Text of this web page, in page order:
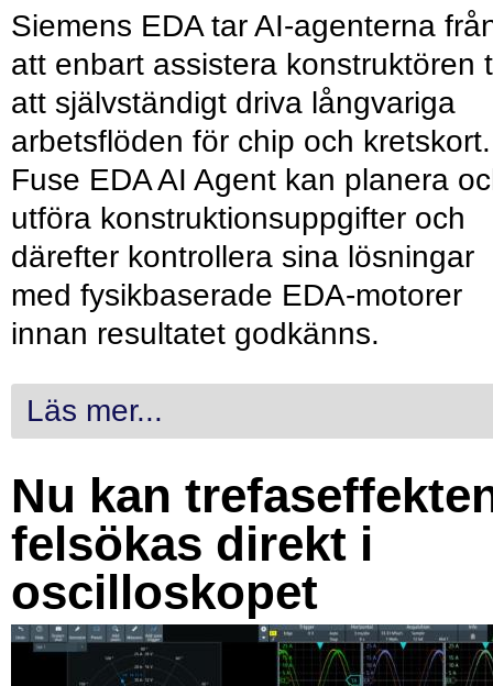
Siemens EDA tar AI-agenterna
att enbart assistera konstruktören
att självständigt driva långvariga
arbetsflöden för chip och kretskort.
Fuse EDA AI Agent kan planera
utföra konstruktionsuppgifter och
därefter kontrollera sina lösningar
med fysikbaserade EDA-motorer
innan resultatet godkänns.
Läs mer...
Nu kan
felsökas direkt i
oscilloskopet